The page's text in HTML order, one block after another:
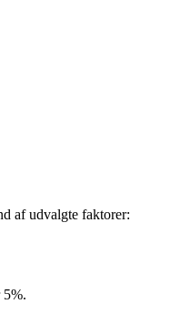
af udvalgte faktorer: